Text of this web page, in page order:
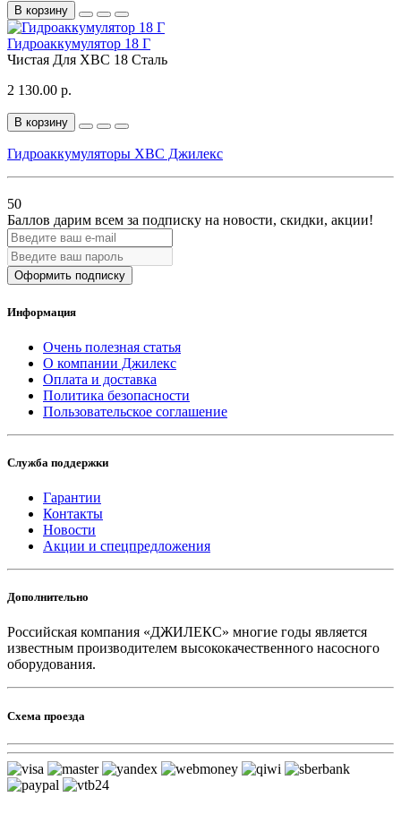
В корзину
Гидроаккумулятор 18 Г
Чистая Для ХВС 18 Сталь
2 130.00 р.
В корзину
Гидроаккумуляторы ХВС Джилекс
50
Баллов дарим всем за подписку на новости, скидки, акции!
Оформить подписку
Информация
Очень полезная статья
О компании Джилекс
Оплата и доставка
Политика безопасности
Пользовательское соглашение
Служба поддержки
Гарантии
Контакты
Новости
Акции и спецпредложения
Дополнительно
Российская компания «ДЖИЛЕКС» многие годы является
известным производителем высококачественного насосного
оборудования.
Схема проезда